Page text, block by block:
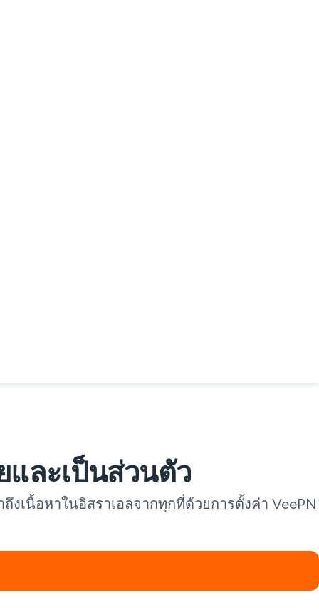
และเป็นส่วนตัว
เนื้อหาในอิสราเอลจากทุกที่ด้วยการตั้งค่า VeePN